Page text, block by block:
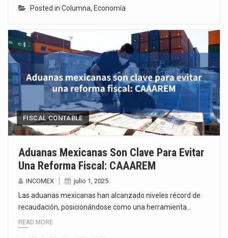
Posted in Columna, Economía
FISCAL CONTABLE
Aduanas Mexicanas Son Clave Para Evitar
Una Reforma Fiscal: CAAAREM
INCOMEX julio 1, 2025
Las aduanas mexicanas han alcanzado niveles récord de
recaudación, posicionándose como una herramienta…
READ MORE